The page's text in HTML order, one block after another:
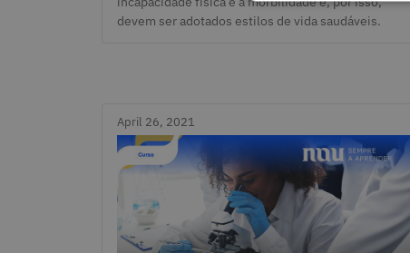
devem ser adotados estilos de vida saudáveis.
April 26, 2021